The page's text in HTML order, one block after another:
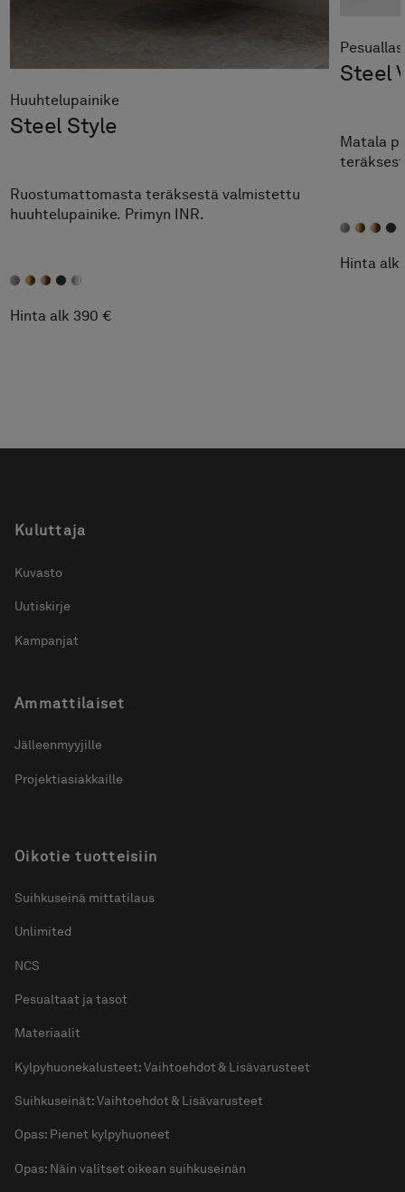
Huuhtelupainike
Steel Style
Ruostumattomasta teräksestä valmistettu
huuhtelupainike. Primyn INR.
Hinta alk 390 €
Steel
Matala
Hinta alk
Kuluttaja
Kuvasto
Uutiskirje
Kampanjat
Ammattilaiset
Jälleenmyyjille
Projektiasiakkaille
Oikotie tuotteisiin
Suihkuseinä mittatilaus
Unlimited
NCS
Pesualtaat ja tasot
Materiaalit
Kylpyhuonekalusteet: Vaihtoehdot & Lisävarusteet
Suihkuseinät: Vaihtoehdot & Lisävarusteet
Opas: Pienet kylpyhuoneet
Opas: Näin valitset oikean suihkuseinän